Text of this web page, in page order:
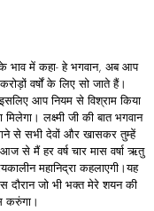
के भाव में कहा- हे भगवान, अब आप
वर्षों के लिए सो जाते हैं।
आप नियम से विश्राम किया
लक्ष्मी जी की बात भगवान
से सभी देवों और खासकर तुम्हें
से मैं हर वर्ष चार मास वर्षा ऋतु
महानिद्रा कहलाएगी।यह
दौरान जो भी भक्त मेरे शयन की
करुंगा।